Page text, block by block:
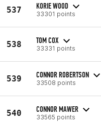
537 KORIE WOOD
33301 points
538 TOM COX
33331 points
539 CONNOR ROBERTSON
33508 points
540 CONNOR MAWER
33565 points